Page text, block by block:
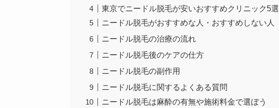
東京でニードル脱毛が安いおすすめクリニック5選
ニードル脱毛がおすすめな人・おすすめしない人
ニードル脱毛の治療の流れ
ニードル脱毛後のケアの仕方
ニードル脱毛の副作用
ニードル脱毛に関するよくある質問
ニードル脱毛は麻酔の有無や施術料金で選ぼう